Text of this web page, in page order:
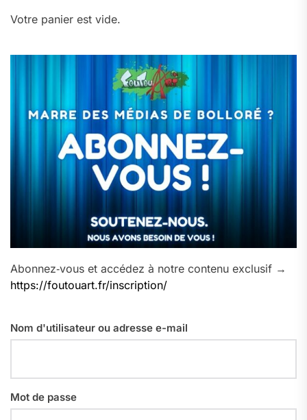
Votre panier est vide.
Abonnez‑vous et accédez à notre contenu exclusif →
https://foutouart.fr/inscription/
Nom d'utilisateur ou adresse e-mail
Mot de passe